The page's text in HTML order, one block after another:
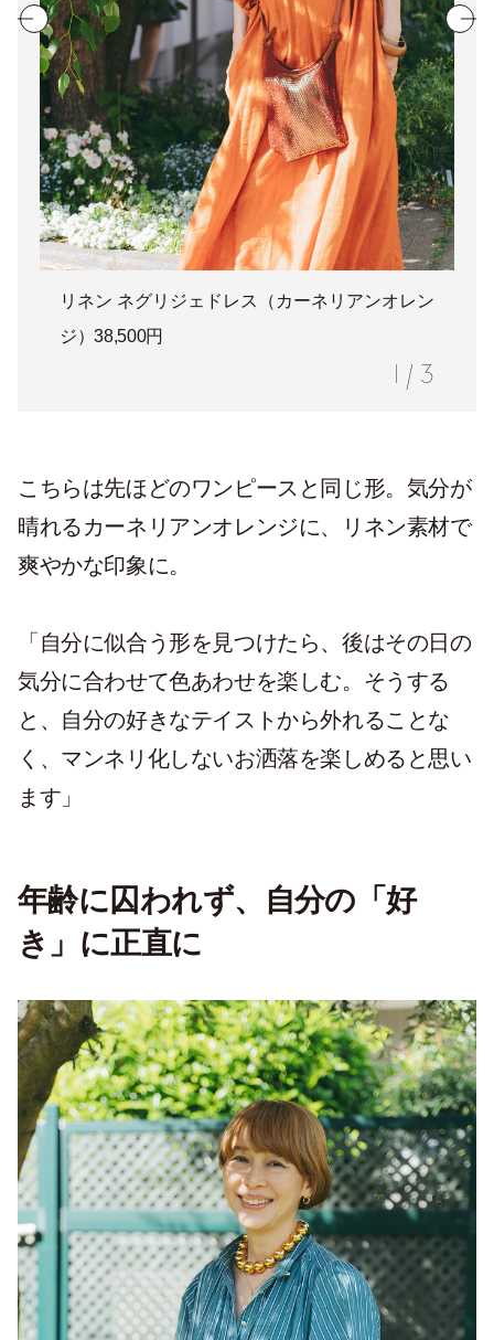
リネン ネグリジェドレス（カーネリアンオレン
ジ）38,500円
/ 3
こちらは先ほどのワンピースと同じ形。気分が
晴れるカーネリアンオレンジに、リネン素材で
爽やかな印象に。
「自分に似合う形を見つけたら、後はその日の
気分に合わせて色あわせを楽しむ。そうする
と、自分の好きなテイストから外れることな
く、マンネリ化しないお洒落を楽しめると思い
ます」
年齢に囚われず、自分の「好
き」に正直に